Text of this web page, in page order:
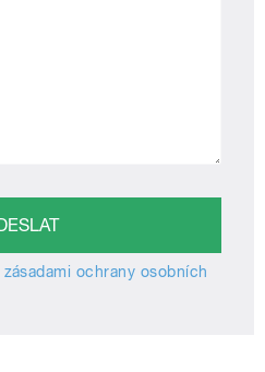
zásadami ochrany osobních